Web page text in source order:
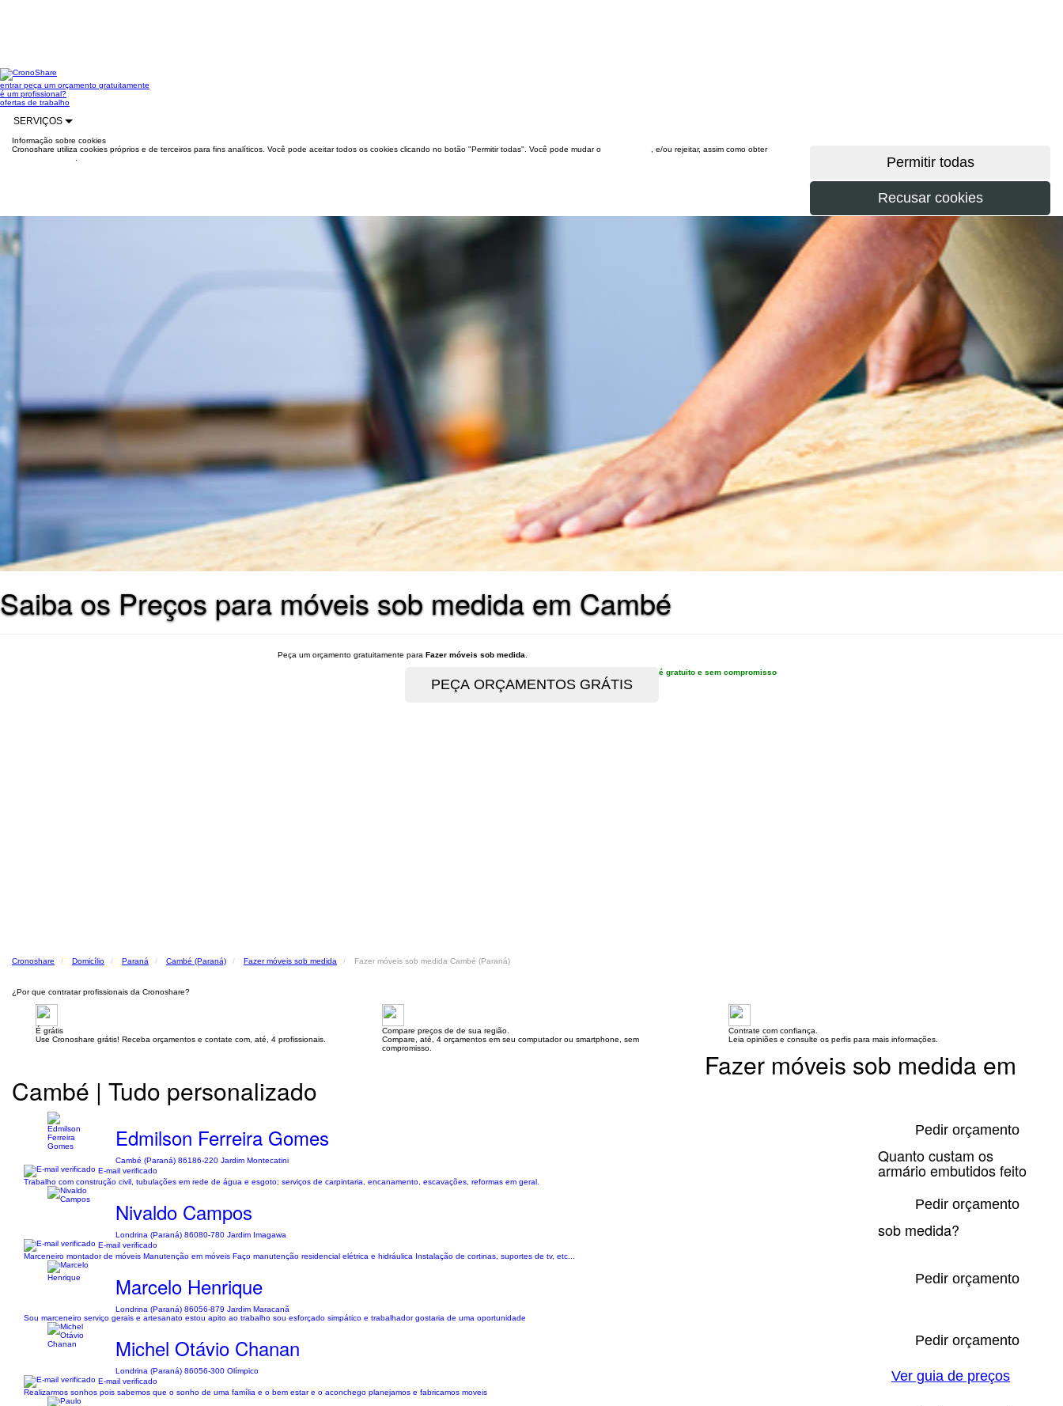
entrarpeça um orçamento gratuitamente
é um profissional?
ofertas de trabalho
SERVIÇOS
Informação sobre cookies
Cronoshare utiliza cookies próprios e de terceiros para fins analíticos. Você pode aceitar todos os cookies clicando no botão "Permitir todas". Você pode mudar o
, e/ou rejeitar, assim como obter
Saiba os Preços para móveis sob medida em Cambé
Peça um orçamento gratuitamente para Fazer móveis sob medida
é gratuito e sem compromisso
Cronoshare Domicílio Paraná Cambé (Paraná) Fazer móveis sob medida Fazer móveis sob medida Cambé (Paraná)
¿Por que contratar profissionais da Cronoshare?
É grátis
Use Cronoshare grátis! Receba orçamentos e contate com, até, 4 profissionais.
Compare preços de de sua região.
Compare, até, 4 orçamentos em seu computador ou smartphone, sem
compromisso.
Contrate com confiança.
Leia opiniões e consulte os perfis para mais informações.
Fazer móveis sob medida em
Cambé | Tudo personalizado
Edmilson Ferreira Gomes
Cambé (Paraná) 86186-220 Jardim Montecatini
E-mail verificado
Trabalho com construção civil, tubulações em rede de água e esgoto; serviços de carpintaria, encanamento, escavações, reformas em geral.
Pedir orçamento
Nivaldo Campos
Londrina (Paraná) 86080-780 Jardim Imagawa
E-mail verificado
Marceneiro montador de móveis Manutenção em móveis Faço manutenção residencial elétrica e hidráulica Instalação de cortinas, suportes de tv, etc...
Pedir orçamento
Marcelo Henrique
Londrina (Paraná) 86056-879 Jardim Maracanã
Sou marceneiro serviço gerais e artesanato estou apito ao trabalho sou esforçado simpático e trabalhador gostaria de uma oportunidade
Pedir orçamento
Michel Otávio Chanan
Londrina (Paraná) 86056-300 Olímpico
E-mail verificado
Realizarmos sonhos pois sabemos que o sonho de uma família e o bem estar e o aconchego planejamos e fabricamos moveis
Pedir orçamento
Quanto custam os
armário embutidos feito
sob medida?
Ver guia de preços